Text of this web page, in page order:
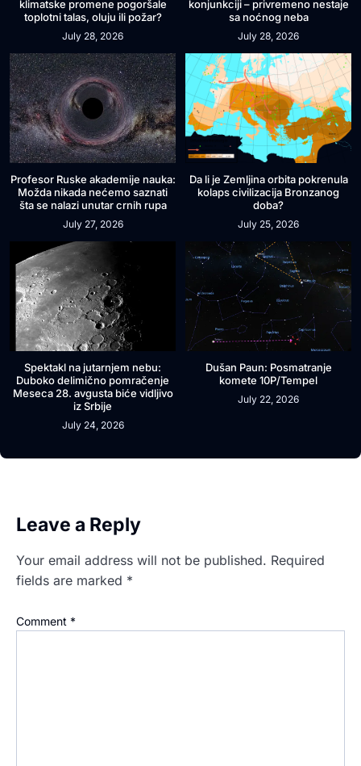
klimatske promene pogoršale
toplotni talas, oluju ili požar?
July 28, 2026
konjunkciji – privremeno nestaje
sa noćnog neba
July 28, 2026
Profesor Ruske akademije nauka:
Možda nikada nećemo saznati
šta se nalazi unutar crnih rupa
July 27, 2026
Da li je Zemljina orbita pokrenula
kolaps civilizacija Bronzanog
doba?
July 25, 2026
Spektakl na jutarnjem nebu:
Duboko delimično pomračenje
Meseca 28. avgusta biće vidljivo
iz Srbije
July 24, 2026
Dušan Paun: Posmatranje
komete 10P/Tempel
July 22, 2026
Leave a Reply
Your email address will not be published. Required
fields are marked *
Comment *